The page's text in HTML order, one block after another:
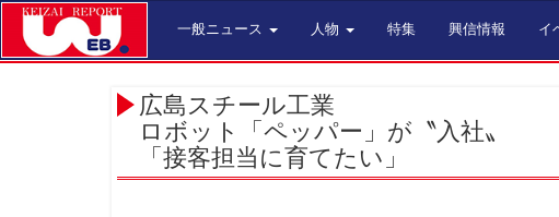
一般ニュース 人物 特集 興信情報 イ
広島スチール工業
ロボット「ペッパー」が〝入社〟
「接客担当に育てたい」